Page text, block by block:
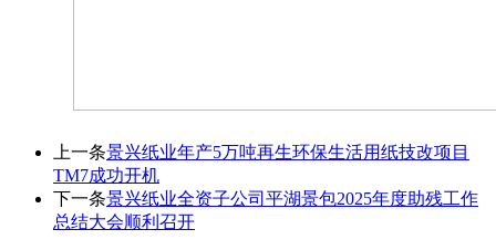
上一条景兴纸业年产5万吨再生环保生活用纸技改项目
TM7成功开机
下一条景兴纸业全资子公司平湖景包2025年度助残工作
总结大会顺利召开